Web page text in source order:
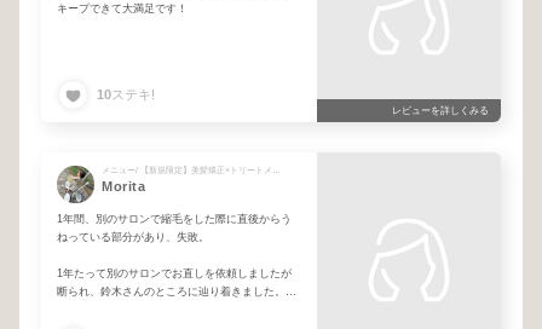
キープできて大満足です！
10ステキ!
レビューを詳しくみる
Morita
1年間、別のサロンで縮毛をした際に直後からう
ねっている部分があり、失敗。
1年たって別のサロンでお直しを依頼しましたが
断られ、鈴木さんのところに辿り着きました。